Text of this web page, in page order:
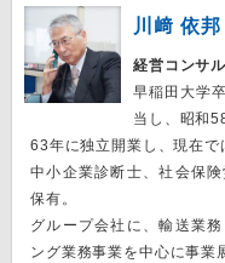
川﨑 依邦
経営コンサ
早稲田大学
当し、昭和
63年に独立開業し、現在で
中小企業診断士、社会保
保有。
グループ会社に、輸送業
ング業務事業を中心に事業